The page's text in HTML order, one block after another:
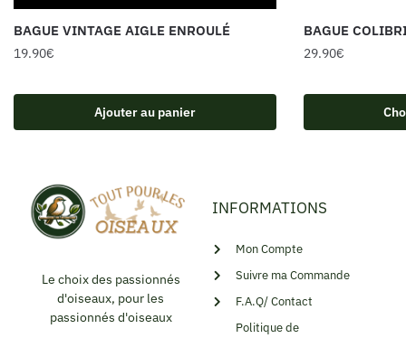
BAGUE VINTAGE AIGLE ENROULÉ
19.90€
Ajouter au panier
BAGUE
29.90€
Le choix des passionnés
d'oiseaux, pour les
passionnés d'oiseaux
INFORMATIONS
Mon Compte
Suivre ma Commande
F.A.Q/ Contact
Politique de